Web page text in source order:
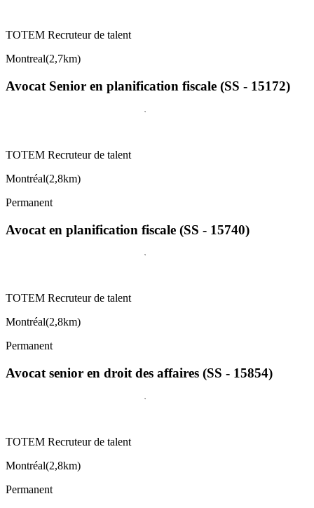
TOTEM Recruteur de talent
Montreal(2,7km)
Avocat Senior en planification fiscale (SS - 15172)
TOTEM Recruteur de talent
Montréal(2,8km)
Permanent
Avocat en planification fiscale (SS - 15740)
TOTEM Recruteur de talent
Montréal(2,8km)
Permanent
Avocat senior en droit des affaires (SS - 15854)
TOTEM Recruteur de talent
Montréal(2,8km)
Permanent